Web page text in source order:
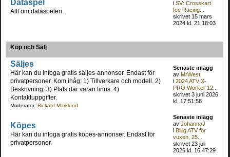
Dataspel
Allt om dataspelen.
iSV: Crosskart
Ice Racing...
skrivet 15 mars
2024 kl. 21:18:03
Köp och Sälj
Säljes
Här kan du infoga gratis säljes-annonser. Endast för
privatpersoner. Kom ihåg: 1) Tillverkare och modell. 2)
Beskrivning. 3) Plats där varan finns. 4)
Kontaktuppgifter.
Moderator: Rickard Marklund
Senaste inlägg
avMrWest
i2024 ATV X-
PRO Worker 12...
skrivet 3 juni 2026
kl. 17:51:58
Köpes
Här kan du infoga gratis köpes-annonser. Endast för
privatpersoner.
Senaste inlägg
avJohannaJ
iBillig ATV för
vuxen, 25...
skrivet 23 juli
2026 kl. 16:47:29